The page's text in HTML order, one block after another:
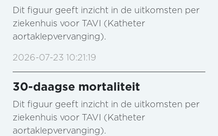
Dit figuur geeft inzicht in de uitkomsten per
ziekenhuis voor TAVI (Katheter
aortaklepvervanging).
2026-07-23 10:21:19
30-daagse mortaliteit
Dit figuur geeft inzicht in de uitkomsten per
ziekenhuis voor TAVI (Katheter
aortaklepvervanging).